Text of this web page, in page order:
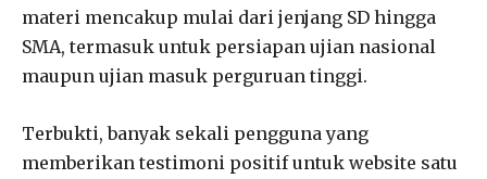
materi mencakup mulai dari jenjang SD hingga
SMA, termasuk untuk persiapan ujian nasional
maupun ujian masuk perguruan tinggi.
Terbukti, banyak sekali pengguna yang
memberikan testimoni positif untuk website satu